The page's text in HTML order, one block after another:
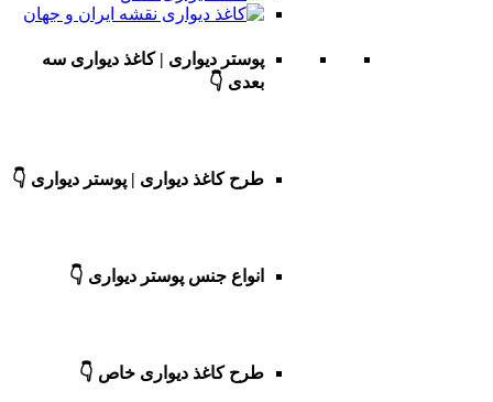
پوستر دیواری | کاغذ دیواری سه
بعدی 👇
طرح کاغذ دیواری | پوستر دیواری 👇
انواع جنس پوستر دیواری 👇
طرح کاغذ دیواری خاص 👇